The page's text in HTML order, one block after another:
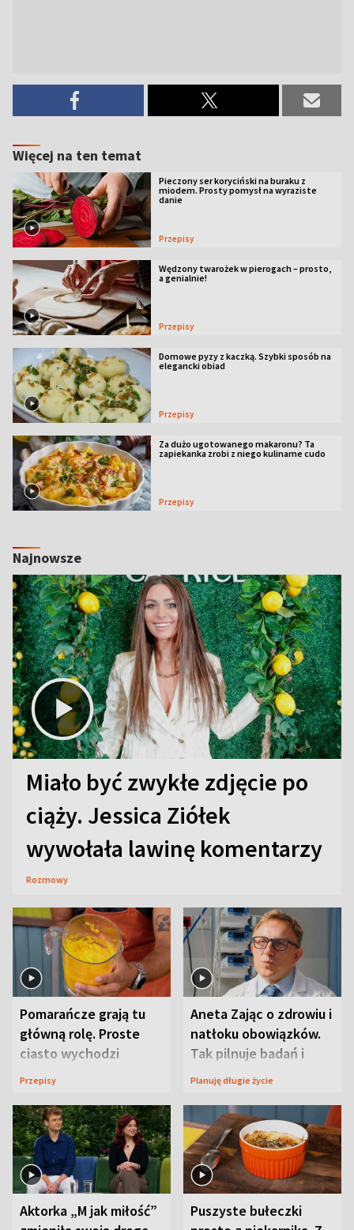
Więcej na ten temat
Pieczony ser koryciński na buraku z
miodem. Prosty pomysł na wyraziste
danie
Przepisy
Wędzony twarożek w pierogach – prosto,
a genialnie!
Przepisy
Domowe pyzy z kaczką. Szybki sposób na
elegancki obiad
Przepisy
Za dużo ugotowanego makaronu? Ta
zapiekanka zrobi z niego kulinarne cudo
Przepisy
Najnowsze
Miało być zwykłe zdjęcie po
ciąży. Jessica Ziółek
wywołała lawinę komentarzy
Rozmowy
Pomarańcze grają tu
główną rolę. Proste
ciasto wychodzi
wyjątkowo wilgotne
Przepisy
Aneta Zając o zdrowiu i
natłoku obowiązków.
Tak pilnuje badań i
wizyt
Planuję długie życie
Aktorka „M jak miłość”
Puszyste bułeczki